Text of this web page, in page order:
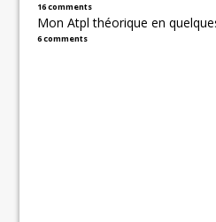
16 comments
Mon Atpl théorique en
6 comments